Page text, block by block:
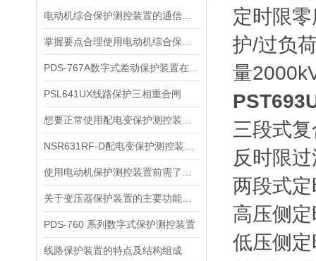
PSL641UX线路保护三相重合闸
PDS-760 系列数字式保护测控装置
线路保护装置的特点及结构组成
定时限
护/过负
量
三段式
反时限
两段式
高压侧
低压侧